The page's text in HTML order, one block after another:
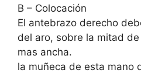
B – Colocación
El antebrazo derecho
del aro, sobre la mitad
mas ancha.
la muñeca de esta mano